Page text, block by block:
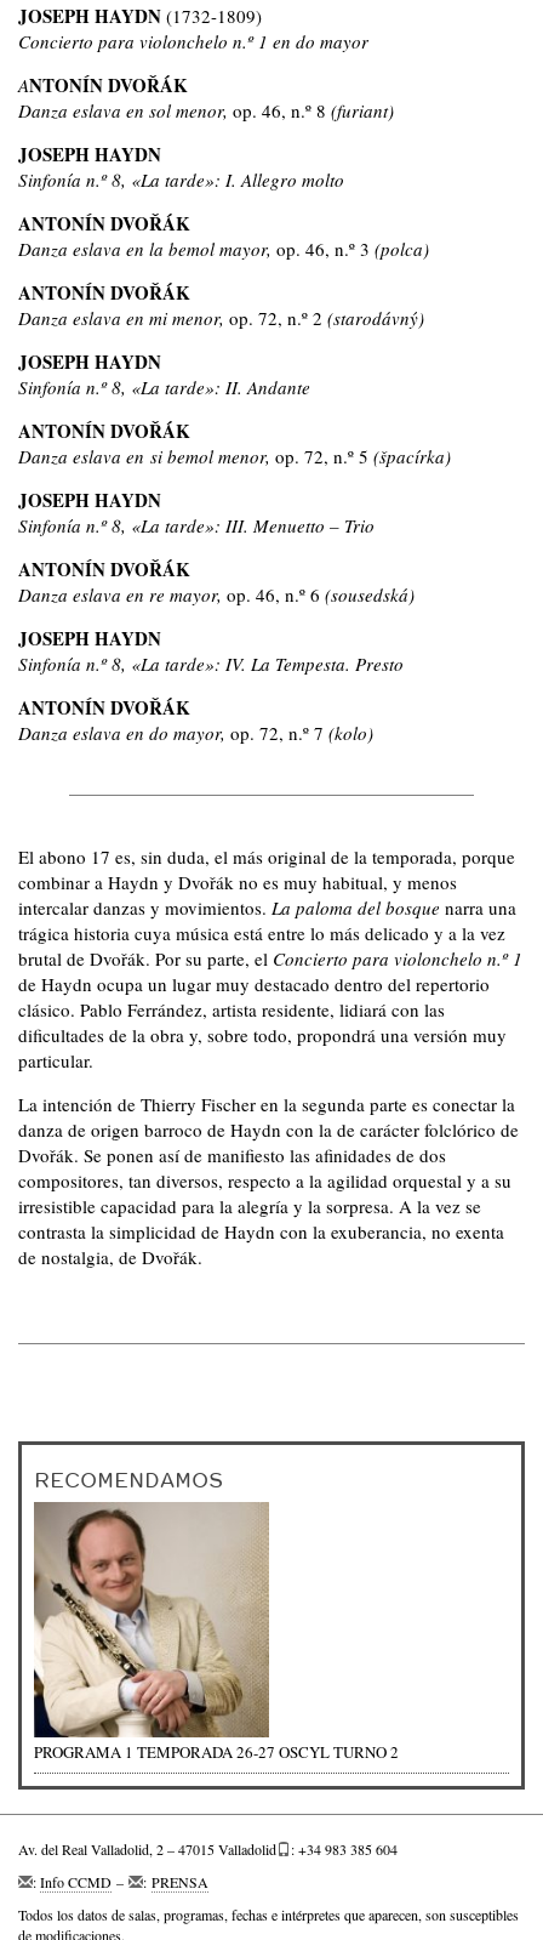
JOSEPH HAYDN (1732-1809)
Concierto para violonchelo n.º 1 en do mayor
ANTONÍN DVOŘÁK
Danza eslava en sol menor, op. 46, n.º 8 (furiant)
JOSEPH HAYDN
Sinfonía n.º 8, «La tarde»: I. Allegro molto
ANTONÍN DVOŘÁK
Danza eslava en la bemol mayor, op. 46, n.º 3 (polca)
ANTONÍN DVOŘÁK
Danza eslava en mi menor, op. 72, n.º 2 (starodávný)
JOSEPH HAYDN
Sinfonía n.º 8, «La tarde»: II. Andante
ANTONÍN DVOŘÁK
Danza eslava en si bemol menor, op. 72, n.º 5 (špacírka)
JOSEPH HAYDN
Sinfonía n.º 8, «La tarde»: III. Menuetto – Trio
ANTONÍN DVOŘÁK
Danza eslava en re mayor, op. 46, n.º 6 (sousedská)
JOSEPH HAYDN
Sinfonía n.º 8, «La tarde»: IV. La Tempesta. Presto
ANTONÍN DVOŘÁK
Danza eslava en do mayor, op. 72, n.º 7 (kolo)
El abono 17 es, sin duda, el más original de la temporada, porque
combinar a Haydn y Dvořák no es muy habitual, y menos
intercalar danzas y movimientos. La paloma del bosque narra una
trágica historia cuya música está entre lo más delicado y a la vez
brutal de Dvořák. Por su parte, el Concierto para violonchelo n.º 1
de Haydn ocupa un lugar muy destacado dentro del repertorio
clásico. Pablo Ferrández, artista residente, lidiará con las
dificultades de la obra y, sobre todo, propondrá una versión muy
particular.
La intención de Thierry Fischer en la segunda parte es conectar la
danza de origen barroco de Haydn con la de carácter folclórico de
Dvořák. Se ponen así de manifiesto las afinidades de dos
compositores, tan diversos, respecto a la agilidad orquestal y a su
irresistible capacidad para la alegría y la sorpresa. A la vez se
contrasta la simplicidad de Haydn con la exuberancia, no exenta
de nostalgia, de Dvořák.
RECOMENDAMOS
PROGRAMA 1 TEMPORADA 26-27 OSCYL TURNO 2
Av. del Real Valladolid, 2 – 47015 Valladolid
: +34 983 385 604
:Info CCMD – : PRENSA
Todos los datos de salas, programas, fechas e intérpretes que aparecen, son susceptibles
de modificaciones.